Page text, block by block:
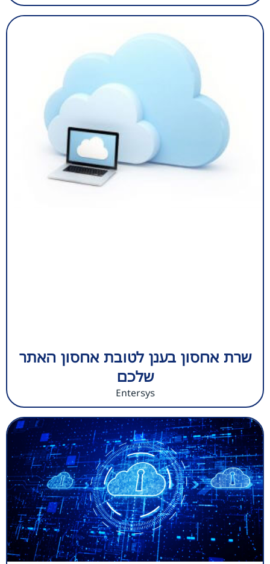
שרת אחסון בענן לטובת אחסון האתר
שלכם
Entersys